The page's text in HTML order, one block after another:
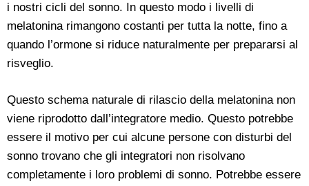
i nostri cicli del sonno. In questo modo i livelli di
melatonina rimangono costanti per tutta la notte, fino a
quando l’ormone si riduce naturalmente per prepararsi al
risveglio.
Questo schema naturale di rilascio della melatonina non
viene riprodotto dall’integratore medio. Questo potrebbe
essere il motivo per cui alcune persone con disturbi del
sonno trovano che gli integratori non risolvano
completamente i loro problemi di sonno. Potrebbe essere